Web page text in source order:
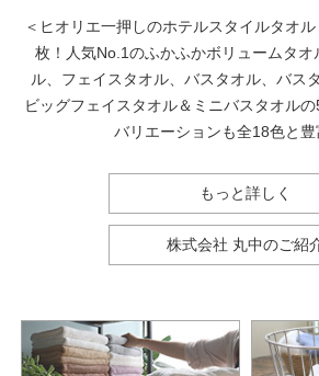
＜ヒオリエ一押しのホテルスタイルタオル
枚！人気No.1のふかふかボリュームタオ
ル、フェイスタオル、バスタオル、バス
ビッグフェイスタオル＆ミニバスタオルの
バリエーションも全18色と豊
もっと詳しく
株式会社 丸中のご紹